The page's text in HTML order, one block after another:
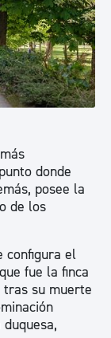
donde
posee la
de los
configura el
fue la finca
tras su muerte